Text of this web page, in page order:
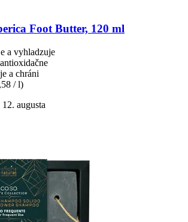
Foot Butter, 120 ml
a vyhladzuje
a chráni
/ l)
augusta